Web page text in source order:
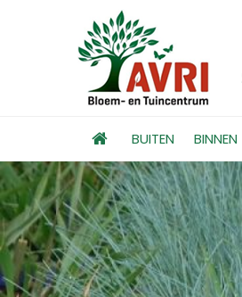
BUITEN BINNEN